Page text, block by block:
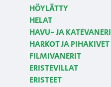
HÖYLÄTTY
HELAT
HAVU- JA KATEVANERI
HARKOT JA PIHAKIVET
FILMIVANERIT
ERISTEVILLAT
ERISTEET